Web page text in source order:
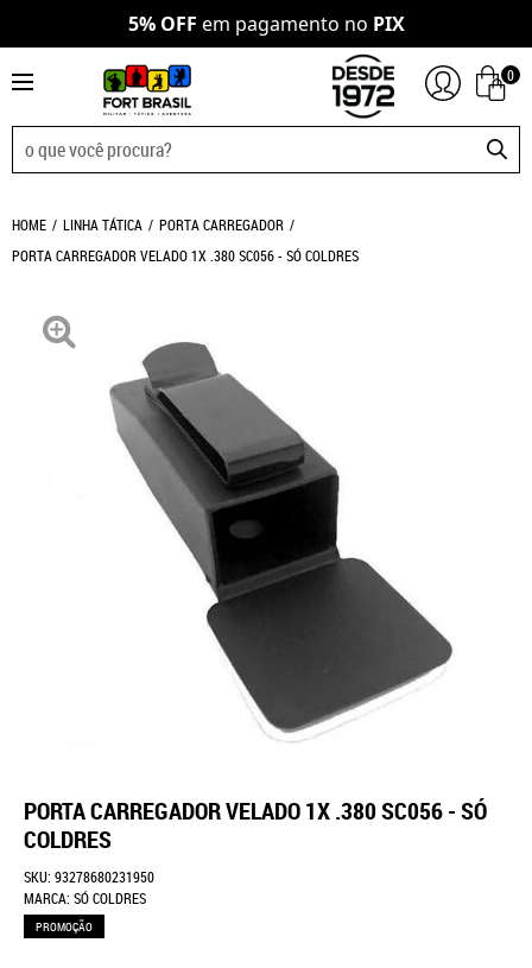
5% OFF em pagamento no PIX
0
HOME LINHA TÁTICA
PORTA CARREGADOR
PORTA CARREGADOR VELADO 1X .380 SC056 - SÓ COLDRES
PORTA CARREGADOR VELADO 1X .380 SC056 - SÓ
COLDRES
SKU: 93278680231950
MARCA: SÓ COLDRES
PROMOÇÃO